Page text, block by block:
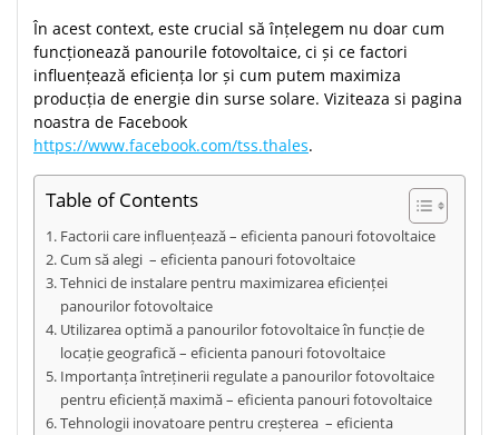
În acest context, este crucial să înțelegem nu doar cum
funcționează panourile fotovoltaice, ci și ce factori
influențează eficiența lor și cum putem maximiza
producția de energie din surse solare. Viziteaza si pagina
noastra de Facebook
https://www.facebook.com/tss.thales.
Table of Contents
Factorii care influențează – eficienta panouri fotovoltaice
Cum să alegi – eficienta panouri fotovoltaice
Tehnici de instalare pentru maximizarea eficienței
panourilor fotovoltaice
Utilizarea optimă a panourilor fotovoltaice în funcție de
locație geografică – eficienta panouri fotovoltaice
Importanța întreținerii regulate a panourilor fotovoltaice
pentru eficiență maximă – eficienta panouri fotovoltaice
Tehnologii inovatoare pentru creșterea – eficienta